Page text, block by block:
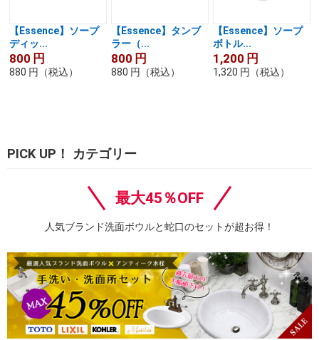
【Essence】ソープ
ディッ...
800 円
880 円 （税込）
【Essence】タンブ
ラー（...
800 円
880 円 （税込）
【Essence】ソープ
ボトル...
1,200 円
1,320 円 （税込）
PICK UP！ カテゴリー
最大45％OFF
人気ブランド洗面ボウルと蛇口のセットが超お得！